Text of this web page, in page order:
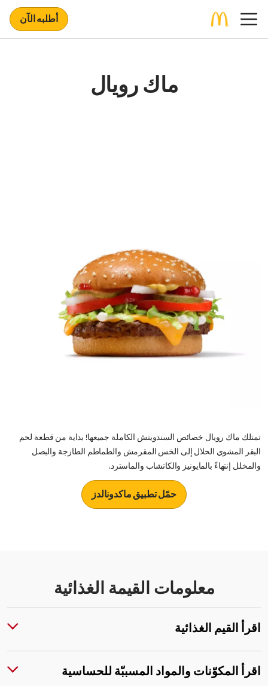
أطلبه الآن
ماك رويال
تمتلك ماك رويال خصائص السندويتش الكاملة جميعها! بداية من قطعة لحم
البقر المشوي الحلال إلى الخس المقرمش والطماطم الطازجة والبصل
والمخلل إنتهاءً بالمايونيز والكاتشاب والماسترد.
حمّل تطبيق ماكدونالدز
معلومات القيمة الغذائية
اقرأ القيم الغذائية
اقرأ المكوّنات والمواد المسببّة للحساسية